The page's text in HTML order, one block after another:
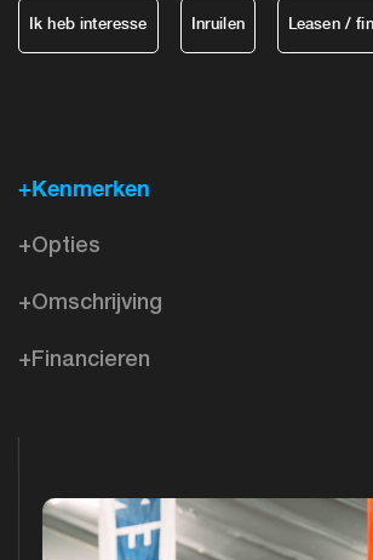
Ik heb interesse Inruilen Leasen /
+Kenmerken
+Opties
+Omschrijving
+Financieren